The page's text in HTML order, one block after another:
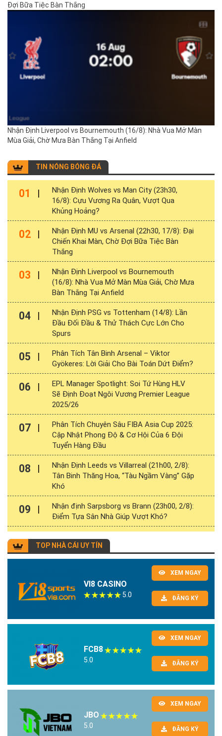
Đợi Bữa Tiệc Bàn Thắng
Nhận Định Liverpool vs Bournemouth (16/8): Nhà Vua Mở Màn
Mùa Giải, Chờ Mưa Bàn Thắng Tại Anfield
TIN NÓNG BÓNG ĐÁ
01
Nhận Định Wolves vs Man City (23h30,
16/8): Cựu Vương Ra Quân, Vượt Qua
Khủng Hoảng?
02
Nhận Định MU vs Arsenal (22h30, 17/8): Đại
Chiến Khai Màn, Chờ Đợi Bữa Tiệc Bàn
Thắng
03
Nhận Định Liverpool vs Bournemouth
(16/8): Nhà Vua Mở Màn Mùa Giải, Chờ Mưa
Bàn Thắng Tại Anfield
04
Nhận Định PSG vs Tottenham (14/8): Lần
Đầu Đối Đầu & Thử Thách Cực Lớn Cho
Spurs
05
Phân Tích Tân Binh Arsenal – Viktor
Gyökeres: Lời Giải Cho Bài Toán Dứt Điểm?
06
EPL Manager Spotlight: Soi Tứ Hùng HLV
Sẽ Định Đoạt Ngôi Vương Premier League
2025/26
07
Phân Tích Chuyên Sâu FIBA Asia Cup 2025:
Cập Nhật Phong Độ & Cơ Hội Của 6 Đội
Tuyển Hàng Đầu
08
Nhận Định Leeds vs Villarreal (21h00, 2/8):
Tân Binh Thăng Hoa, “Tàu Ngầm Vàng” Gặp
Khó
09
Nhận định Sarpsborg vs Brann (23h00, 2/8):
Điểm Tựa Sân Nhà Giúp Vượt Khó?
TOP NHÀ CÁI UY TÍN
VI8 CASINO
5.0
XEM NGAY
ĐĂNG KÝ
FCB8
5.0
XEM NGAY
ĐĂNG KÝ
JBO
5.0
XEM NGAY
ĐĂNG KÝ